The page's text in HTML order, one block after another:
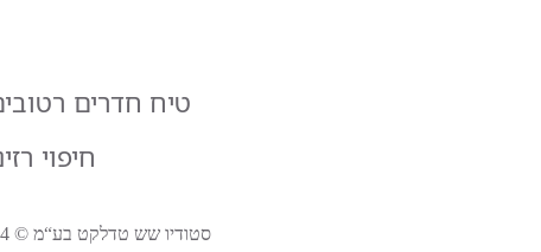
טיח חדרים
חיפוי
סטודיו שש טדלקט בע“מ © 2024